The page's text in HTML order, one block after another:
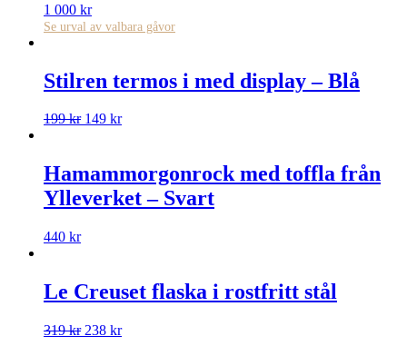
1 000 kr
Se urval av valbara gåvor
Stilren termos i med display – Blå
199kr 149 kr
Hamammorgonrock med toffla från
Ylleverket – Svart
440 kr
Le Creuset flaska i rostfritt stål
319kr 238 kr